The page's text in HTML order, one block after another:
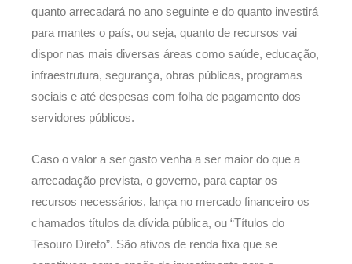
quanto arrecadará no ano seguinte e do quanto investirá
para mantes o país, ou seja, quanto de recursos vai
dispor nas mais diversas áreas como saúde, educação,
infraestrutura, segurança, obras públicas, programas
sociais e até despesas com folha de pagamento dos
servidores públicos.
Caso o valor a ser gasto venha a ser maior do que a
arrecadação prevista, o governo, para captar os
recursos necessários, lança no mercado financeiro os
chamados títulos da dívida pública, ou “Títulos do
Tesouro Direto”. São ativos de renda fixa que se